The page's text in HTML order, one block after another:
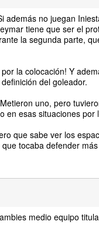
además no juegan
tiene que ser el
la segunda parte,
la colocación! Y
del goleador.
uno, pero
esas situaciones por
que sabe ver los
tocaba defender
medio equipo